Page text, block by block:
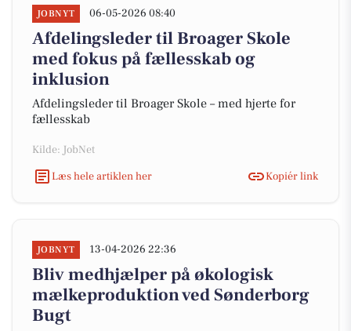
JOBNYT 06-05-2026 08:40
Afdelingsleder til Broager Skole
med fokus på fællesskab og
inklusion
Afdelingsleder til Broager Skole – med hjerte for
fællesskab
Kilde: JobNet
Læs hele artiklen her
Kopiér link
JOBNYT 13-04-2026 22:36
Bliv medhjælper på økologisk
mælkeproduktion ved Sønderborg
Bugt